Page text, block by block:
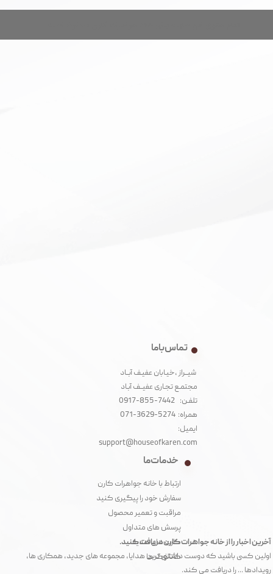
آخرین اخبار را از خانه جواهرات کارن دریافت کنید.
اولین کسی باشید که دوست داشتنی ترین هدایا، مجموعه های جدید، همکاری ها،
رویدادها ... را دریافت می کند.
تماس با ما
شیــراز ،خیـابان عفیـف آبــاد
مجتمـع تجـاری عفیــف آبـاد‌
تلفـن: 7442-855-0917
همراه: 5274-3629-071
ایمیل:
support@houseofkaren.com
خدمات ما
ارتباط با خانه جواهرات کارن
سفارش خود را پیگیری کنید
مراقبت و تعمیر محصول
پرسش های متداول
کارت های هدیه
کاتالوگ ها